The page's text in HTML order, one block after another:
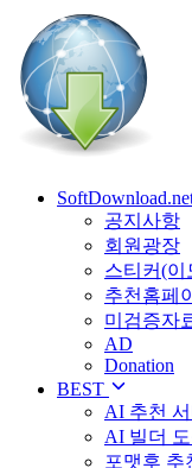
공지사항
회원광장
스티커(이
추천홈페
미검증자
AD
Donation
BEST
AI 추천
AI 빌더
포맷후 추